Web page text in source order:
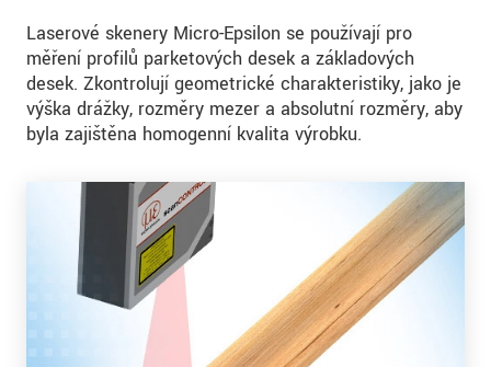
Laserové skenery Micro-Epsilon se používají pro
měření profilů parketových desek a základových
desek. Zkontrolují geometrické charakteristiky, jako je
výška drážky, rozměry mezer a absolutní rozměry, aby
byla zajištěna homogenní kvalita výrobku.